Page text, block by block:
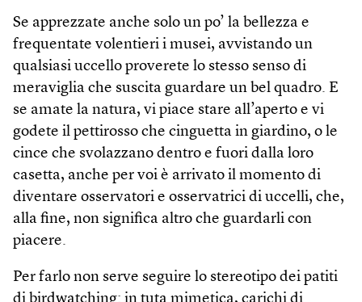
Se apprezzate anche solo un po’ la bellezza e
frequentate volentieri i musei, avvistando un
qualsiasi uccello proverete lo stesso senso di
meraviglia che suscita guardare un bel quadro. E
se amate la natura, vi piace stare all’aperto e vi
godete il pettirosso che cinguetta in giardino, o le
cince che svolazzano dentro e fuori dalla loro
casetta, anche per voi è arrivato il momento di
diventare osservatori e osservatrici di uccelli, che,
alla fine, non significa altro che guardarli con
piacere.
Per farlo non serve seguire lo stereotipo dei patiti